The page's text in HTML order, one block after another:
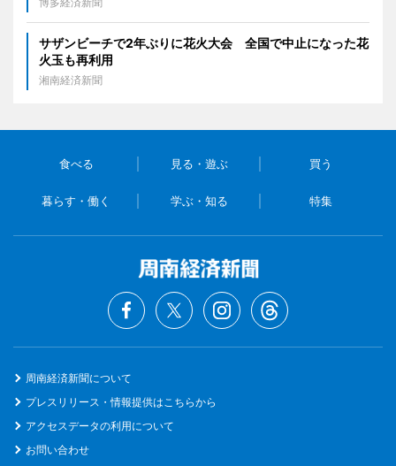
サザンビーチで2年ぶりに花火大会 全国で中止になった花
火玉も再利用
湘南経済新聞
食べる 見る・遊ぶ 買う
暮らす・働く 学ぶ・知る 特集
周南経済新聞について
プレスリリース・情報提供はこちらから
アクセスデータの利用について
お問い合わせ